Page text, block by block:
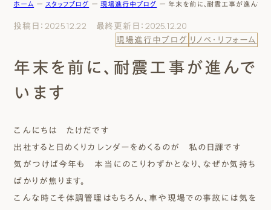
エムズのこと
0120-40-6613
ファーストプランを試す
ホーム ー スタッフブログ ー 現場進行中ブログ ー 年末を前に、耐震工事が進んで
投稿日：2025.12.22 最終更新日：2025.12.20
現場進行中ブログ リノベ・リフォーム
年末を前に、耐震工事が進んで
います
こんにちは たけだです
出社すると日めくりカレンダーをめくるのが 私の日課です
気がつけば今年も 本当にのこりわずかとなり、なぜか気持ち
ばかりが焦ります。
こんな時こそ体調管理はもちろん、車や現場での事故には気を